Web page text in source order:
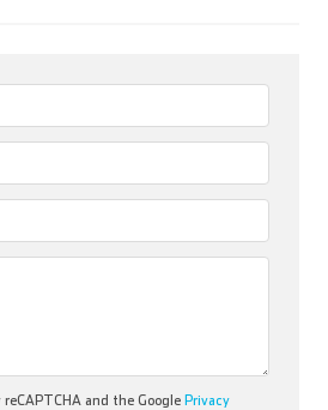
and the Google Privacy